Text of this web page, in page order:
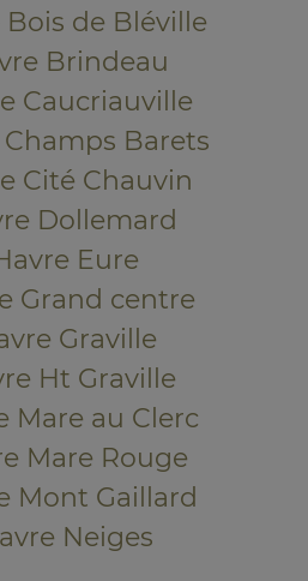
Bois de Bléville
Brindeau
Caucriauville
Champs Barets
Cité Chauvin
Dollemard
Eure
Grand centre
Graville
Ht Graville
Mare au Clerc
Mare Rouge
Mont Gaillard
Neiges